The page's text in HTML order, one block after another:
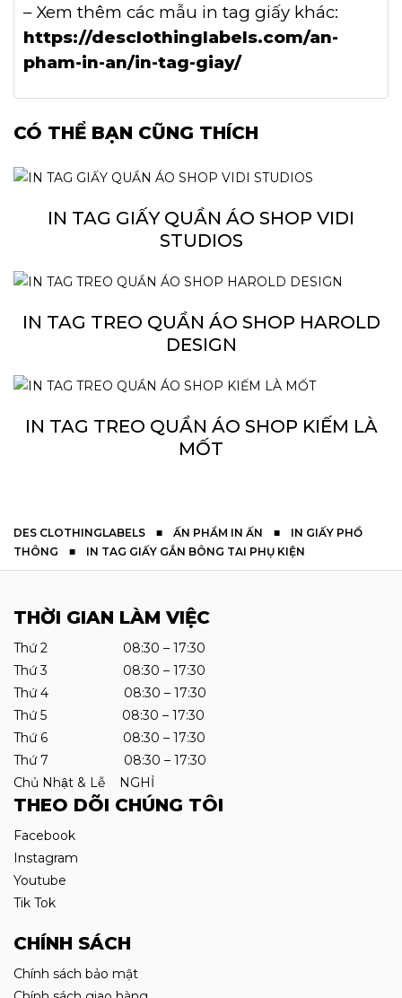
– Xem thêm các mẫu in tag giấy khác:
https://desclothinglabels.com/an-
pham-in-an/in-tag-giay/
CÓ THỂ BẠN CŨNG THÍCH
IN TAG GIẤY QUẦN ÁO SHOP VIDI
STUDIOS
IN TAG TREO QUẦN ÁO SHOP HAROLD
DESIGN
IN TAG TREO QUẦN ÁO SHOP KIẾM LÀ
MỐT
DES CLOTHINGLABELS ■ ẤN PHẨM IN ẤN ■ IN GIẤY PHỔ
THÔNG ■ IN TAG GIẤY GẮN BÔNG TAI PHỤ KIỆN
THỜI GIAN LÀM VIỆC
Thứ 2 08:30 – 17:30
Thứ 3 08:30 – 17:30
Thứ 4 08:30 – 17:30
Thứ 5 08:30 – 17:30
Thứ 6 08:30 – 17:30
Thứ 7 08:30 – 17:30
Chủ Nhật & Lễ NGHỈ
THEO DÕI CHÚNG TÔI
Facebook
Instagram
Youtube
Tik Tok
CHÍNH SÁCH
Chính sách bảo mật